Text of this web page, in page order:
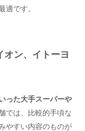
適です。
オン、イトーヨ
った大手スーパーや
では、比較的手頃な
やすい内容のものが